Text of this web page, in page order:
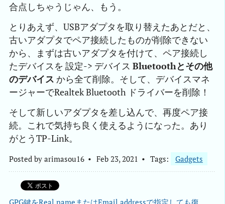
合点しちゃうじゃん、もう。
とりあえず、USBアダプタを取り替えたあとだと、
古いアダプタでペア接続したものが削除できない
から、まずは古いアダプタを付けて、ペア接続し
たデバイスを 設定-> デバイス Bluetoothとその他
のデバイス から全て削除。そして、デバイスマネ
ージャーでRealtek Bluetooth ドライバーを削除！
そして新しいアダプタを差し込んで、再度ペア接
続。これで気持ち良く使えるようになった。あり
がとうTP-Link。
Posted by arimasou16 Feb 23, 2021 Tags: Gadgets
GPG鍵をReal nameまたはEmail addressで指定しても復